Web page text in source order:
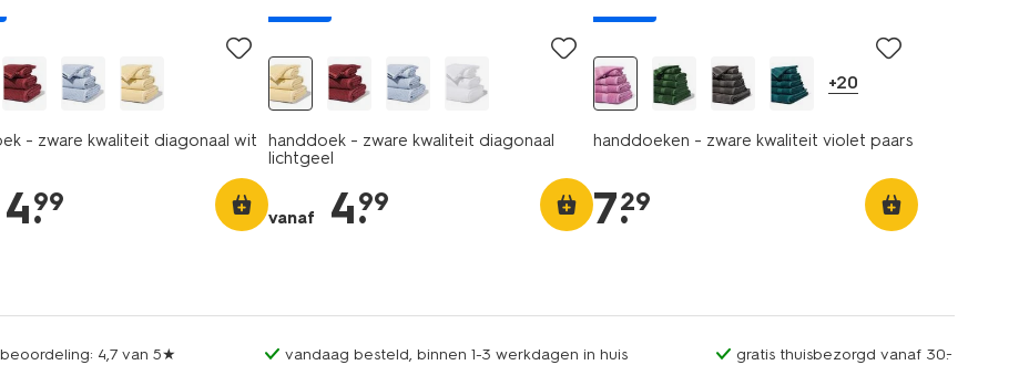
- zware kwaliteit diagonaal wit
4.
99
handdoek - zware kwaliteit diagonaal
lichtgeel
vanaf 4.
99
+20
handdoeken - zware kwaliteit violet paars
7.
29
4,7 van 5★ vandaag besteld, binnen 1-3 werkdagen in huis gratis thuisbezorgd vanaf 30.-